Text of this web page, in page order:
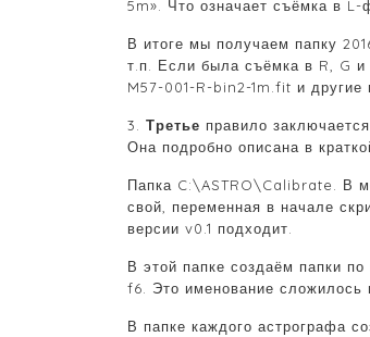
5m». Что означает съёмка в L-
В итоге мы получаем папку
т.п. Если была съёмка в R, G
M57-001-R-bin2-1m.fit и другие
3. Третье правило
Она подробно описана в
Папка C:\ASTRO\Calibrate. В
свой, переменная в начале
версии v0.1 подходит.
В этой папке создаём папки
f6. Это именование сложилось
В папке каждого астрографа